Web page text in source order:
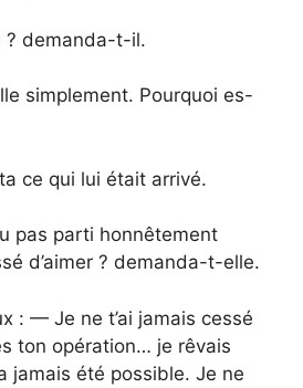
demanda-t-il.
simplement. Pourquoi es-
ce qui lui était arrivé.
pas parti honnêtement
d’aimer ? demanda-t-elle.
: — Je ne t’ai jamais cessé
ton opération… je rêvais
jamais été possible. Je ne